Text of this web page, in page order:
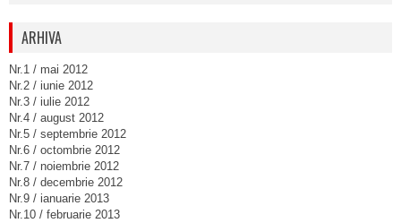
ARHIVA
Nr.1 / mai 2012
Nr.2 / iunie 2012
Nr.3 / iulie 2012
Nr.4 / august 2012
Nr.5 / septembrie 2012
Nr.6 / octombrie 2012
Nr.7 / noiembrie 2012
Nr.8 / decembrie 2012
Nr.9 / ianuarie 2013
Nr.10 / februarie 2013